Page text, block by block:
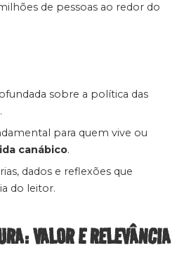
de pessoas ao redor do
sobre a política das
para quem vive ou
canábico.
dados e reflexões que
do leitor.
VALOR E RELEVÂNCIA